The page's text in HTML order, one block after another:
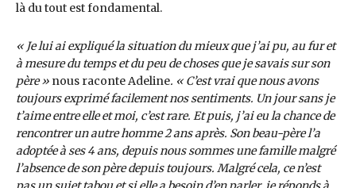
là du tout est fondamental.
« Je lui ai expliqué la situation du mieux que j’ai pu, au fur et
à mesure du temps et du peu de choses que je savais sur son
père » nous raconte Adeline. « C’est vrai que nous avons
toujours exprimé facilement nos sentiments. Un jour sans je
t’aime entre elle et moi, c’est rare. Et puis, j’ai eu la chance de
rencontrer un autre homme 2 ans après. Son beau-père l’a
adoptée à ses 4 ans, depuis nous sommes une famille malgré
l’absence de son père depuis toujours. Malgré cela, ce n’est